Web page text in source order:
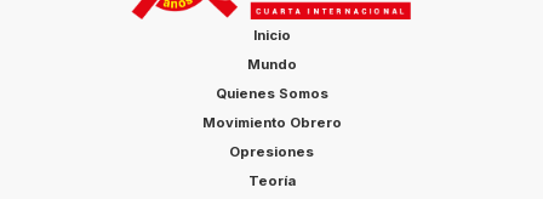
Inicio
Mundo
Quienes Somos
Movimiento Obrero
Opresiones
Teoría